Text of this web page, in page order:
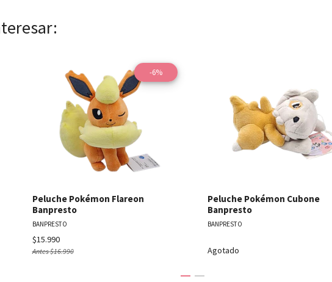
-6%
Ver detalles
Peluche Pokémon Flareon
Banpresto
BANPRESTO
$15.990
Antes$16.990
Peluche Pokémon Cubone
Banpresto
BANPRESTO
Agotado